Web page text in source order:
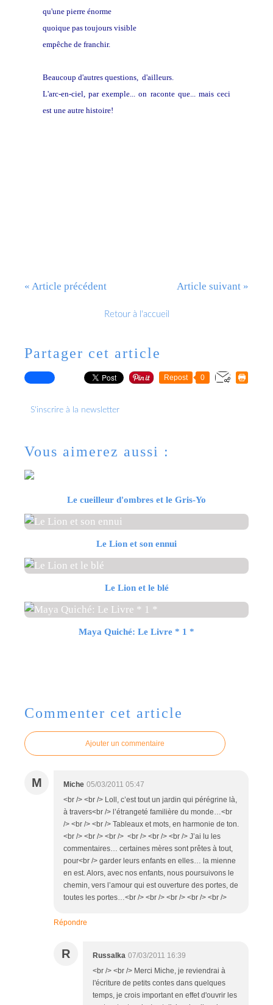
qu'une pierre énorme
quoique pas toujours visible
empêche de franchir.
Beaucoup d'autres questions, d'ailleurs.
L'arc-en-ciel, par exemple... on raconte que... mais ceci
est une autre histoire!
« Article précédent Article suivant »
Retour à l'accueil
Partager cet article
Repost 0
S'inscrire à la newsletter
Vous aimerez aussi :
Le cueilleur d'ombres et le Gris-Yo
Le Lion et son ennui
Le Lion et le blé
Maya Quiché: Le Livre * 1 *
Commenter cet article
Ajouter un commentaire
M Miche 05/03/2011 05:47
<br /> <br /> Loll, c’est tout un jardin qui pérégrine là,
à travers<br /> l’étrangeté familière du monde…<br
/> <br /> <br /> Tableaux et mots, en harmonie de ton.
<br /> <br /> <br /> <br /> <br /> <br /> J’ai lu les
commentaires… certaines mères sont prêtes à tout,
pour<br /> garder leurs enfants en elles… la mienne
en est. Alors, avec nos enfants, nous poursuivons le
chemin, vers l’amour qui est ouverture des portes, de
toutes les portes…<br /> <br /> <br /> <br /> <br />
Répondre
R Russalka 07/03/2011 16:39
<br /> <br /> Merci Miche, je reviendrai à
l'écriture de petits contes dans quelques
temps, je crois important en effet d'ouvrir les